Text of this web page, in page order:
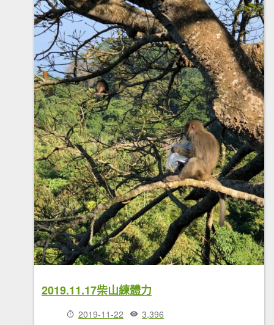
2019.11.17柴山練體力
2019-11-22 3,396